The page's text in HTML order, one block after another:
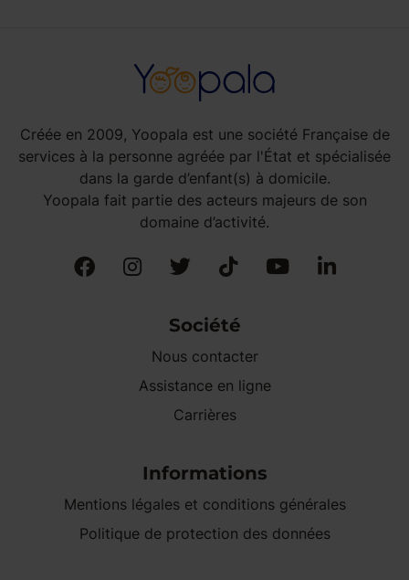
Créée en 2009, Yoopala est une société Française de
services à la personne agréée par l'État et spécialisée
dans la garde d’enfant(s) à domicile.
Yoopala fait partie des acteurs majeurs de son
domaine d’activité.
Société
Nous contacter
Assistance en ligne
Carrières
Informations
Mentions légales et conditions générales
Politique de protection des données